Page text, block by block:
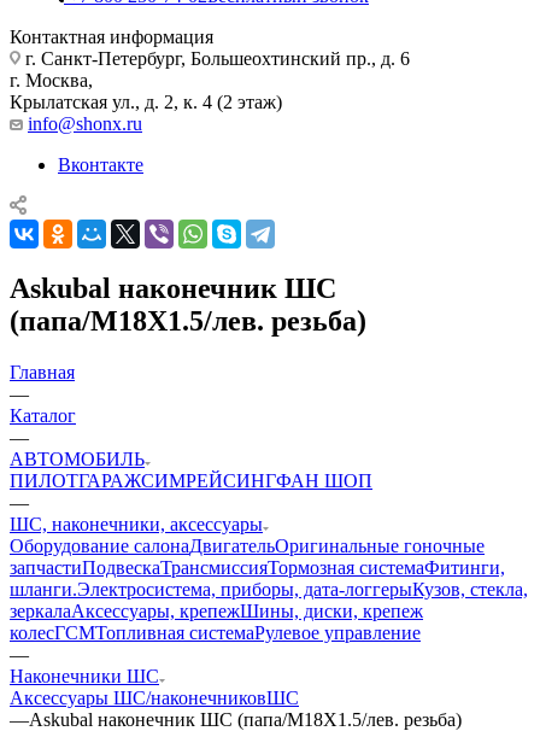
Контактная информация
г. Санкт-Петербург, Большеохтинский пр., д. 6
г. Москва,
Крылатская ул., д. 2, к. 4 (2 этаж)
info@shonx.ru
Вконтакте
Askubal наконечник ШС
(папа/M18X1.5/лев. резьба)
Главная
—
Каталог
—
АВТОМОБИЛЬ
ПИЛОТГАРАЖСИМРЕЙСИНГФАН ШОП
—
ШС, наконечники, аксессуары
Оборудование салонаДвигательОригинальные гоночные
запчастиПодвескаТрансмиссияТормозная системаФитинги,
шланги.Электросистема, приборы, дата-логгерыКузов, стекла,
зеркалаАксессуары, крепежШины, диски, крепеж
колесГСМТопливная системаРулевое управление
—
Наконечники ШС
Аксессуары ШС/наконечниковШС
—Askubal наконечник ШС (папа/M18X1.5/лев. резьба)